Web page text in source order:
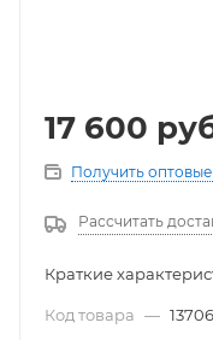
17 600
Получить
Рассчитать
Краткие
Код товара — 13706